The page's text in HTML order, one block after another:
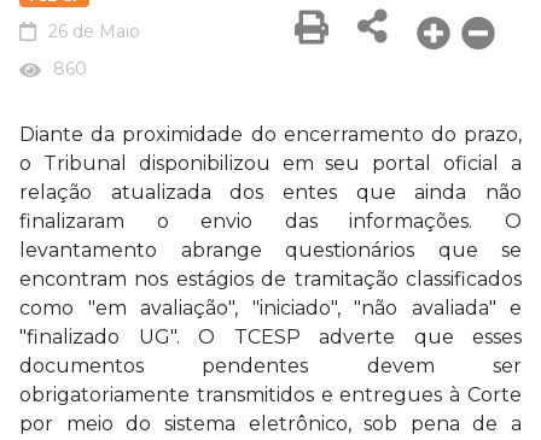
26 de Maio
860
Diante da proximidade do encerramento do prazo,
o Tribunal disponibilizou em seu portal oficial a
relação atualizada dos entes que ainda não
finalizaram o envio das informações. O
levantamento abrange questionários que se
encontram nos estágios de tramitação classificados
como "em avaliação", "iniciado", "não avaliada" e
"finalizado UG". O TCESP adverte que esses
documentos pendentes devem ser
obrigatoriamente transmitidos e entregues à Corte
por meio do sistema eletrônico, sob pena de a